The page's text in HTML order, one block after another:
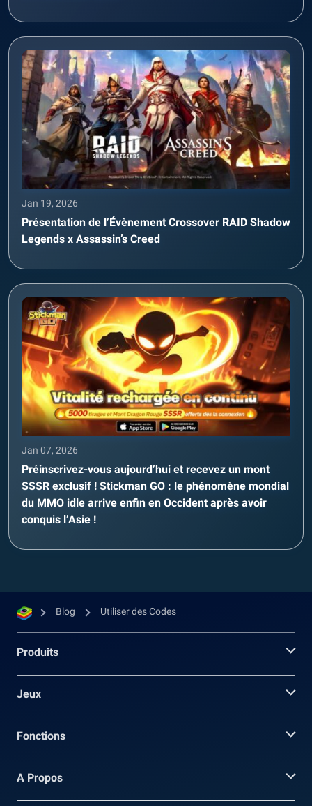
Jan 19, 2026
Présentation de l’Évènement Crossover RAID Shadow
Legends x Assassin’s Creed
Jan 07, 2026
Préinscrivez-vous aujourd’hui et recevez un mont
SSSR exclusif ! Stickman GO : le phénomène mondial
du MMO idle arrive enfin en Occident après avoir
conquis l’Asie !
Blog Utiliser des Codes
Produits
Jeux
Fonctions
A Propos